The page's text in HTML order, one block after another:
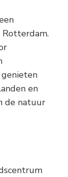
Rotterdam.
en
de natuur